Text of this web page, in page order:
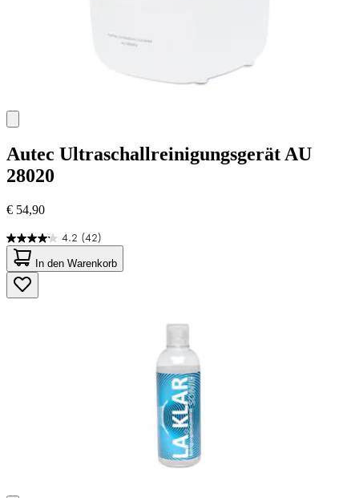
Autec Ultraschallreinigungsgerät AU
28020
€ 54,90
4.2 (42)
4.2
von
5
Sternen.
42
In den Warenkorb